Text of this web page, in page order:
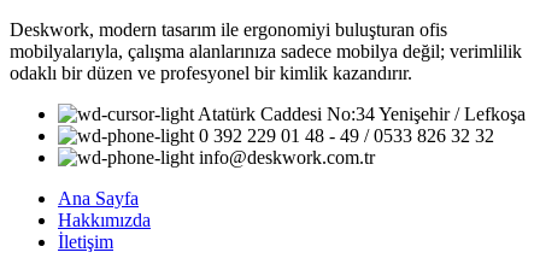
Deskwork, modern tasarım ile ergonomiyi buluşturan ofis
mobilyalarıyla, çalışma alanlarınıza sadece mobilya değil; verimlilik
odaklı bir düzen ve profesyonel bir kimlik kazandırır.
Atatürk Caddesi No:34 Yenişehir / Lefkoşa
0 392 229 01 48 - 49 / 0533 826 32 32
info@deskwork.com.tr
Ana Sayfa
Hakkımızda
İletişim